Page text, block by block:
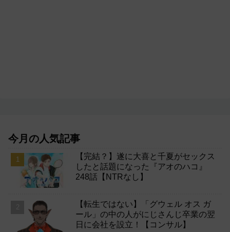
今月の人気記事
【完結？】遂に大喜と千夏がセックス
したと話題になった『アオのハコ』
248話【NTRなし】
【転生ではない】「グウェル オス ガ
ール」の中の人がにじさんじ卒業の翌
日に会社を設立！【コンサル】